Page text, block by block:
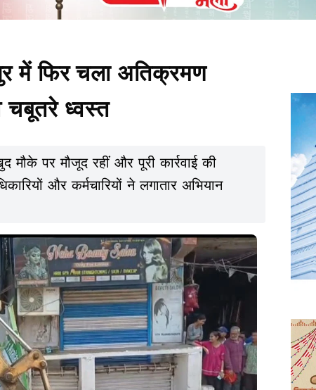
में फिर चला अतिक्रमण
चबूतरे ध्वस्त
पर मौजूद रहीं और पूरी कार्रवाई की
और कर्मचारियों ने लगातार अभियान